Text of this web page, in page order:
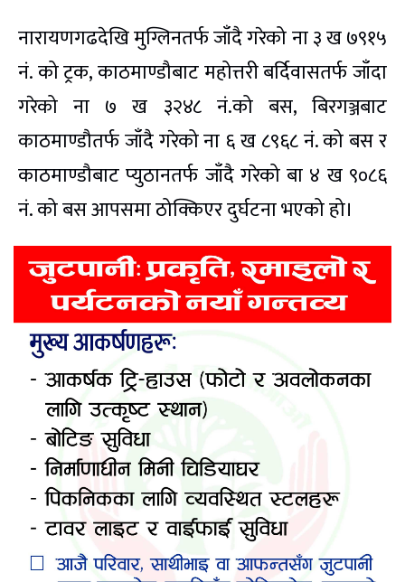
नारायणगढदेखि मुग्लिनतर्फ जाँदै गरेको ना ३ ख ७९१५
नं. को ट्रक, काठमाण्डौबाट महोत्तरी बर्दिवासतर्फ जाँदा
गरेको ना ७ ख ३२४८ नं.को बस, बिरगञ्जबाट
काठमाण्डौतर्फ जाँदै गरेको ना ६ ख ८९६८ नं. को बस र
काठमाण्डौबाट प्युठानतर्फ जाँदै गरेको बा ४ ख ९०८६
नं. को बस आपसमा ठोक्किएर दुर्घटना भएको हो।